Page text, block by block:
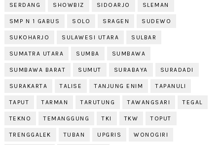
SERDANG SHOWBIZ SIDOARJO SLEMAN
SMP N 1 GABUS SOLO SRAGEN SUDEWO
SUKOHARJO SULAWESI UTARA SULBAR
SUMATRA UTARA SUMBA SUMBAWA
SUMBAWA BARAT SUMUT SURABAYA SURADADI
SURAKARTA TALISE TANJUNG ENIM TAPANULI
TAPUT TARMAN TARUTUNG TAWANGSARI TEGAL
TEKNO TEMANGGUNG TKI TKW TOPUT
TRENGGALEK TUBAN UPGRIS WONOGIRI